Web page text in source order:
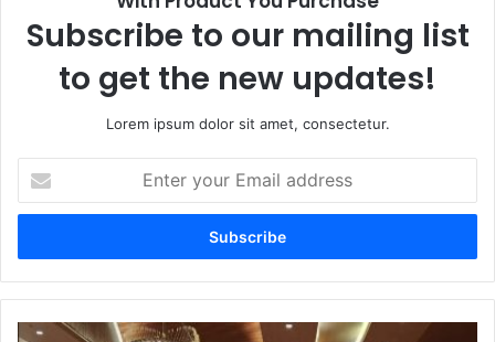
Subscribe to our mailing list
to get the new updates!
Lorem ipsum dolor sit amet, consectetur.
t
r
y